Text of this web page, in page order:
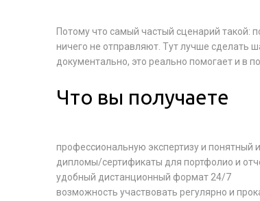
Потому что самый частый сценарий такой:
ничего не отправляют. Тут лучше сделать
документально, это реально помогает и в
Что вы получаете
профессиональную экспертизу и понятный
дипломы/сертификаты для портфолио и
удобный дистанционный формат 24/7
возможность участвовать регулярно и